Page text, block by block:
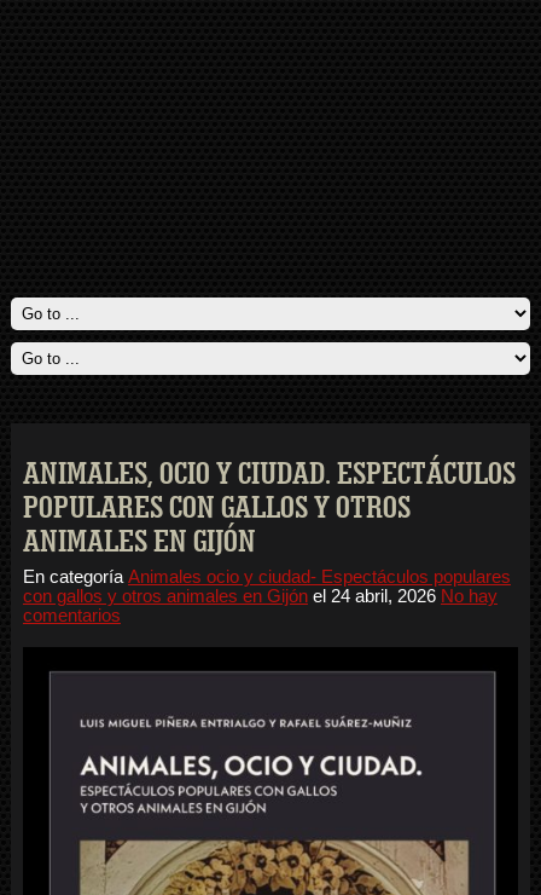
ANIMALES, OCIO Y CIUDAD. ESPECTÁCULOS
POPULARES CON GALLOS Y OTROS
ANIMALES EN GIJÓN
En categoría Animales ocio y ciudad- Espectáculos populares
con gallos y otros animales en Gijónel 24 abril, 2026 No hay
comentarios